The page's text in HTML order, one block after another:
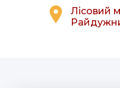
Лісовий